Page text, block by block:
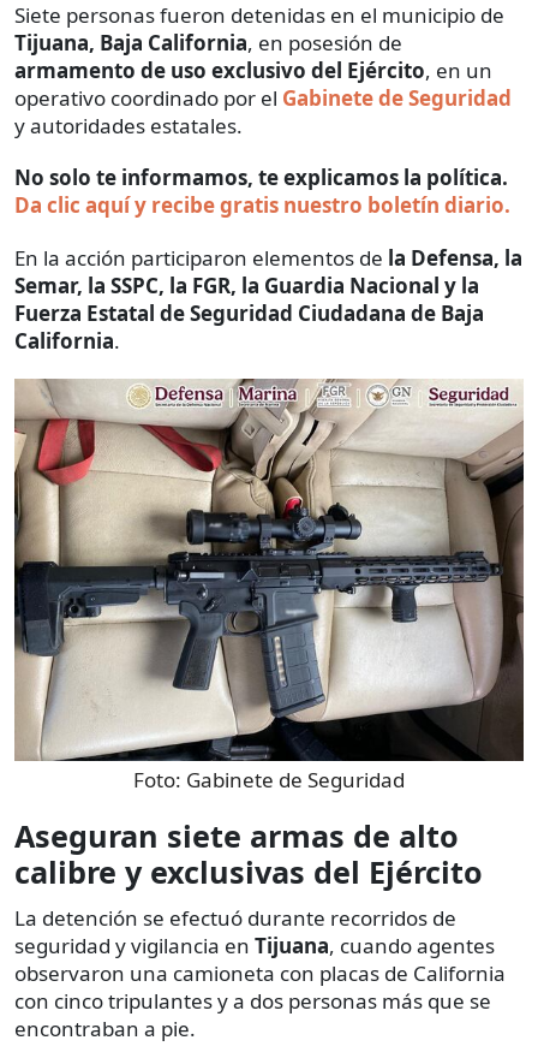
Siete personas fueron detenidas en el municipio de
Tijuana, Baja California, en posesión de
armamento de uso exclusivo del Ejército, en un
operativo coordinado por el Gabinete de Seguridad
y autoridades estatales.
No solo te informamos, te explicamos la política.
Da clic aquí y recibe gratis nuestro boletín diario.
En la acción participaron elementos de la Defensa, la
Semar, la SSPC, la FGR, la Guardia Nacional y la
Fuerza Estatal de Seguridad Ciudadana de Baja
California.
Foto: Gabinete de Seguridad
Aseguran siete armas de alto
calibre y exclusivas del Ejército
La detención se efectuó durante recorridos de
seguridad y vigilancia en Tijuana, cuando agentes
observaron una camioneta con placas de California
con cinco tripulantes y a dos personas más que se
encontraban a pie.